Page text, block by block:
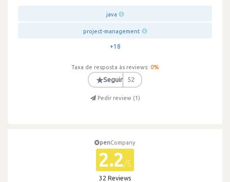
java
project-management
+18
Taxa de resposta às reviews: 0%
★Seguir 52
Pedir review (1)
penCompany
2.2/5
32 Reviews